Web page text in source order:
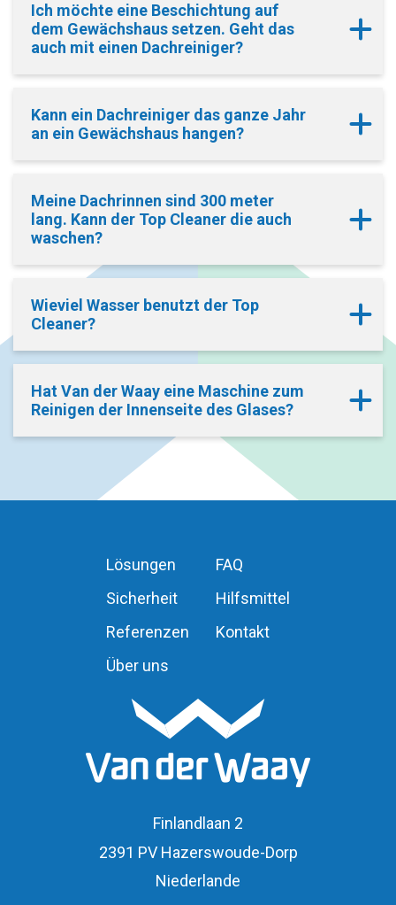
Ich möchte eine Beschichtung auf
dem Gewächshaus setzen. Geht das
auch mit einen Dachreiniger?
Kann ein Dachreiniger das ganze Jahr
an ein Gewächshaus hangen?
Meine Dachrinnen sind 300 meter
lang. Kann der Top Cleaner die auch
waschen?
Wieviel Wasser benutzt der Top
Cleaner?
Hat Van der Waay eine Maschine zum
Reinigen der Innenseite des Glases?
Lösungen
Sicherheit
Referenzen
Über uns
FAQ
Hilfsmittel
Kontakt
Finlandlaan 2
2391 PV Hazerswoude-Dorp
Niederlande